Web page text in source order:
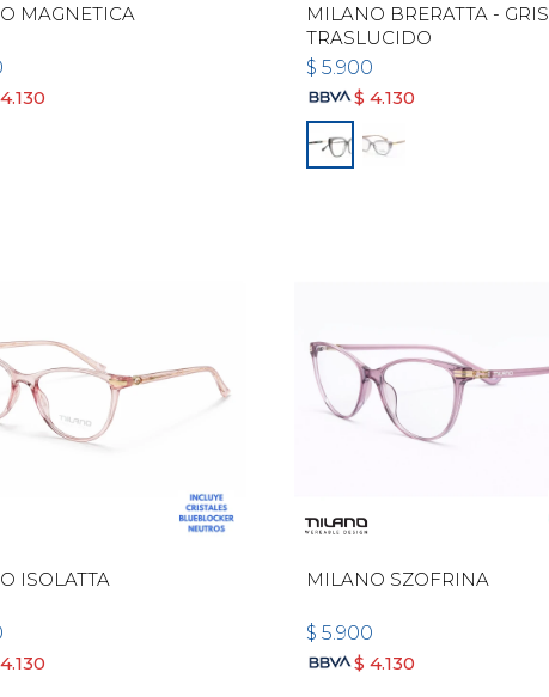
MAGNETICA
4.130
MILANO BRERATTA - GRIS
TRASLUCIDO
$ 5.900
$ 4.130
ISOLATTA
4.130
MILANO SZOFRINA
$ 5.900
$ 4.130